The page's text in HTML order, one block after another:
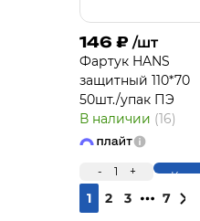
146 ₽ /шт
Фартук HANS
защитный 110*70
50шт./упак ПЭ
В наличии (16)
- 1 +
1 2 3 7